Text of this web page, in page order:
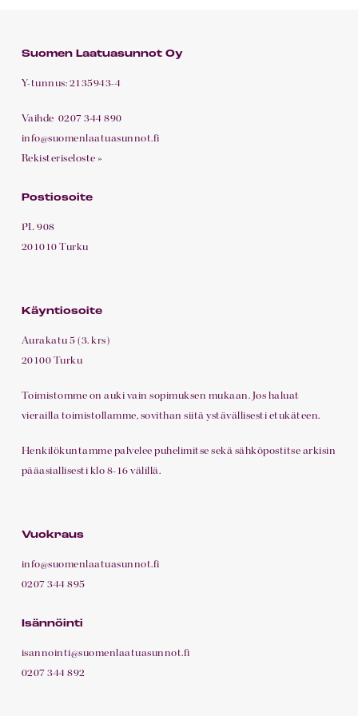
Suomen Laatuasunnot Oy
Y-tunnus: 2135943-4
Vaihde 0207 344 890
info@suomenlaatuasunnot.fi
Rekisteriseloste »
Postiosoite
PL 908
201010 Turku
Käyntiosoite
Aurakatu 5 (3. krs)
20100 Turku
Toimistomme on auki vain sopimuksen mukaan. Jos haluat
vierailla toimistollamme, sovithan siitä ystävällisesti etukäteen.
Henkilökuntamme palvelee puhelimitse sekä sähköpostitse arkisin
pääasiallisesti klo 8-16 välillä.
Vuokraus
info@suomenlaatuasunnot.fi
0207 344 895
Isännöinti
isannointi@suomenlaatuasunnot.fi
0207 344 892